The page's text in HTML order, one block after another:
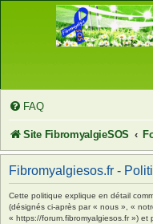
FAQ
Site FibromyalgieSOS
Fibromyalgiesos.fr -
Cette politique explique en détail
(désignés ci-après par « nous », «
« https://forum.fibromyalgiesos.fr ») et